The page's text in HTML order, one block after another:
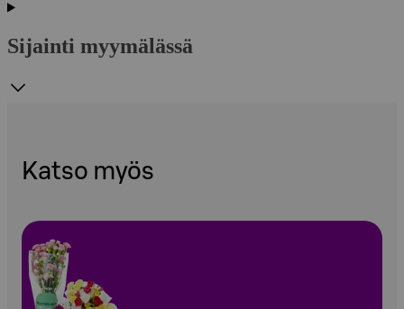
Sijainti myymälässä
Katso myös